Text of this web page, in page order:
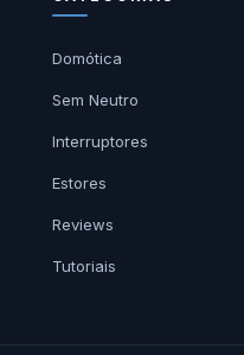
Domótica
Sem Neutro
Interruptores
Estores
Reviews
Tutoriais